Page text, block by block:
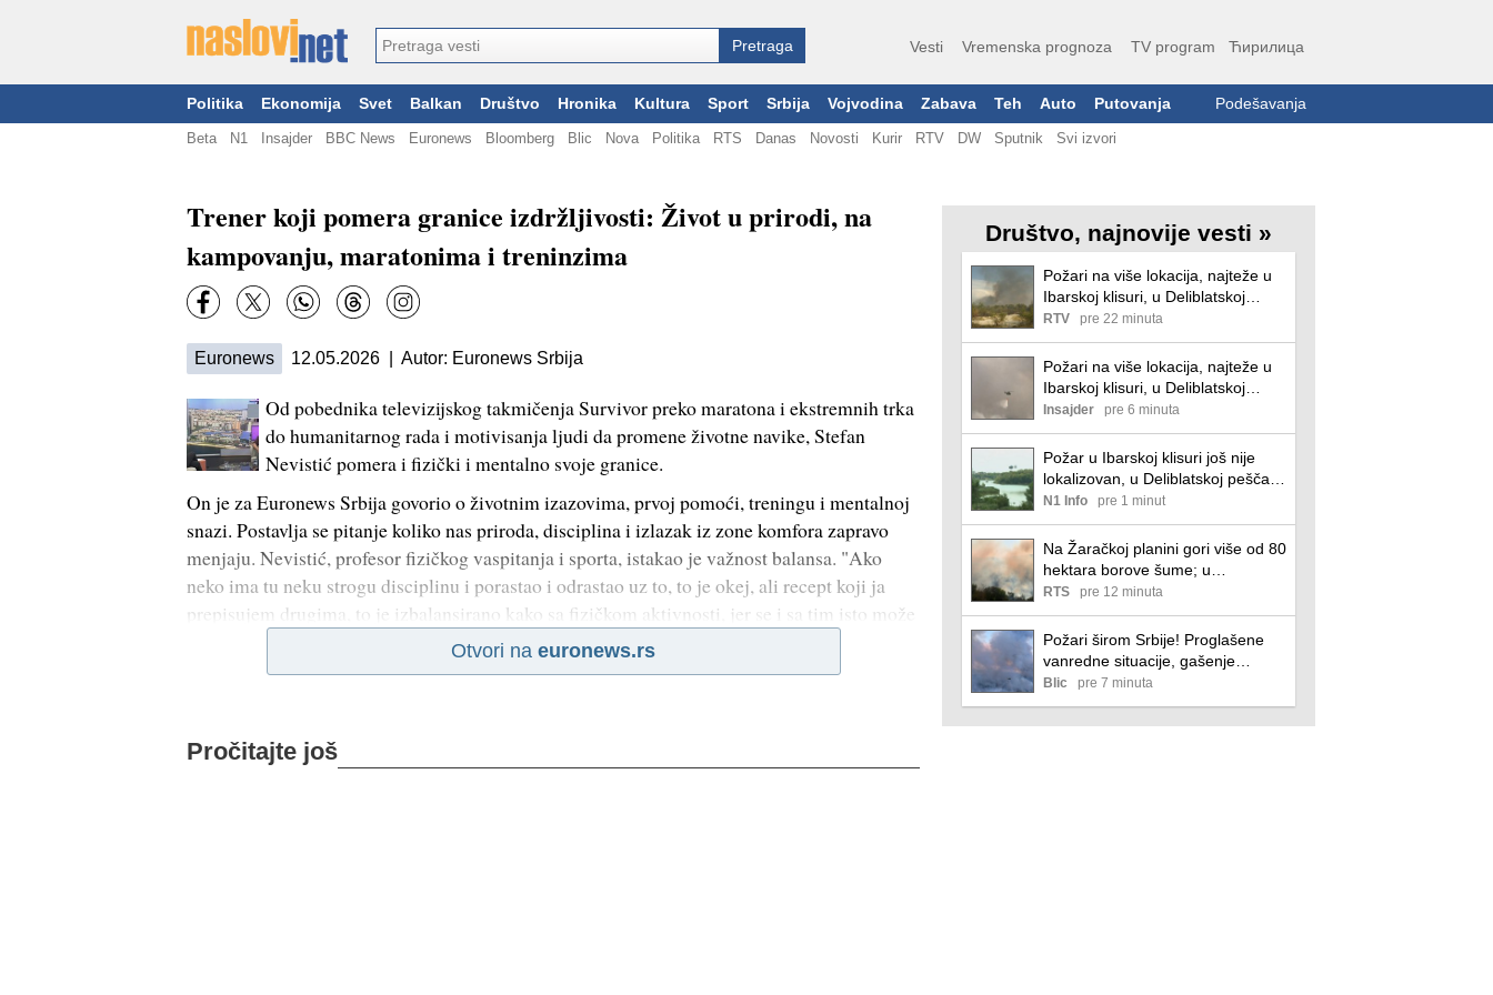
Vesti Vremenska prognoza TV program Ћирилица
Politika Ekonomija Svet Balkan Društvo Hronika Kultura Sport Srbija Vojvodina Zabava Teh Auto Putovanja Podešavanja
Beta N1 Insajder BBC News Euronews Bloomberg Blic Nova Politika RTS Danas Novosti Kurir RTV DW Sputnik Svi izvori
Trener koji pomera granice izdržljivosti: Život u prirodi, na
kampovanju, maratonima i treninzima
Euronews 12.05.2026 | Autor: Euronews Srbija
Od pobednika televizijskog takmičenja Survivor preko maratona i ekstremnih trka
do humanitarnog rada i motivisanja ljudi da promene životne navike, Stefan
Nevistić pomera i fizički i mentalno svoje granice.
On je za Euronews Srbija govorio o životnim izazovima, prvoj pomoći, treningu i mentalnoj
snazi. Postavlja se pitanje koliko nas priroda, disciplina i izlazak iz zone komfora zapravo
menjaju. Nevistić, profesor fizičkog vaspitanja i sporta, istakao je važnost balansa. "Ako
neko ima tu neku strogu disciplinu i porastao i odrastao uz to, to je okej, ali recept koji ja
prepisujem drugima, to je izbalansirano kako sa fizičkom aktivnosti, jer se i sa tim isto može
Otvori na euronews.rs
Pročitajte još
Društvo, najnovije vesti »
Požari na više lokacija, najteže u
Ibarskoj klisuri, u Deliblatskoj
peščari mirnije
RTV pre 22 minuta
Požari na više lokacija, najteže u
Ibarskoj klisuri, u Deliblatskoj
peščari mirnije
Insajder pre 6 minuta
Požar u Ibarskoj klisuri još nije
lokalizovan, u Deliblatskoj peščari
se primirio
N1 Info pre 1 minut
Na Žaračkoj planini gori više od 80
hektara borove šume; u
Deliblatskoj peščari bolja situacija,
evakuisani rubni delovi Šumarka
RTS pre 12 minuta
Požari širom Srbije! Proglašene
vanredne situacije, gašenje
otežava jak vetar: Evo gde je
najkritičnije
Blic pre 7 minuta